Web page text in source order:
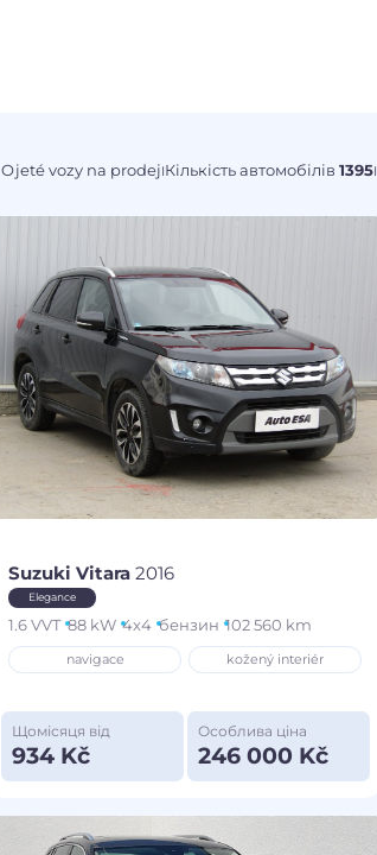
Ojeté vozy na prodejIКількість автомобілів 1395I
Suzuki Vitara2016
Elegance
1.6 VVT 88 kW 4x4 бензин 102 560 km
navigace kožený interiér
Щомісяця від
934 Kč
Особлива ціна
246 000 Kč